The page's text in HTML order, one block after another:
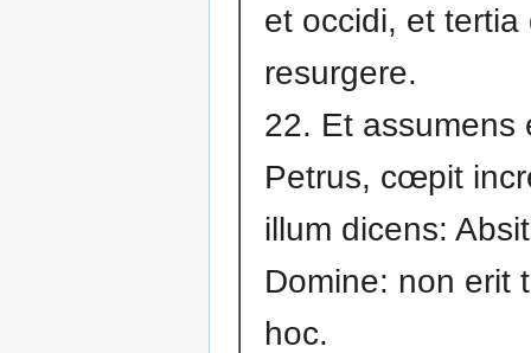
et occidi, et tertia
resurgere.
22. Et assumens
Petrus, cœpit
illum dicens:
Domine: non erit
hoc.